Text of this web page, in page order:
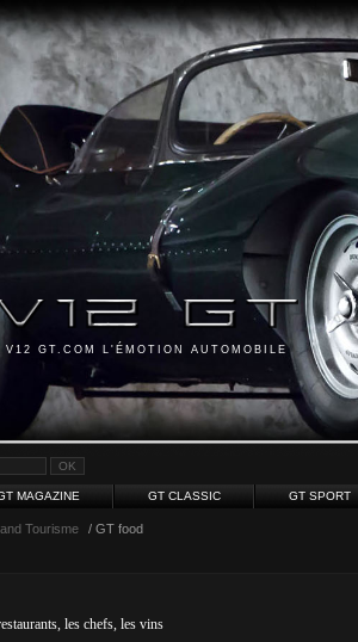
V12 GT.COM L'ÉMOTION AUTOMOBILE
MAGAZINE GT CLASSIC GT SPORT
Tourisme / GT food
les chefs, les vins